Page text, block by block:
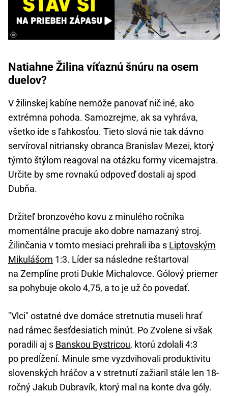
Natiahne Žilina víťaznú šnúru na osem
duelov?
V žilinskej kabíne nemôže panovať nič iné, ako
extrémna pohoda. Samozrejme, ak sa vyhráva,
všetko ide s ľahkosťou. Tieto slová nie tak dávno
servíroval nitriansky obranca Branislav Mezei, ktorý
týmto štýlom reagoval na otázku formy vicemajstra.
Určite by sme rovnakú odpoveď dostali aj spod
Dubňa.
Držiteľ bronzového kovu z minulého ročníka
momentálne pracuje ako dobre namazaný stroj.
Žilinčania v tomto mesiaci prehrali iba s Liptovským
Mikulášom 1:3. Líder sa následne reštartoval
na Zemplíne proti Dukle Michalovce. Gólový priemer
sa pohybuje okolo 4,75, a to je už čo povedať.
"Vlci" ostatné dve domáce stretnutia museli hrať
nad rámec šesťdesiatich minút. Po Zvolene si však
poradili aj s Banskou Bystricou, ktorú zdolali 4:3
po predĺžení. Minule sme vyzdvihovali produktivitu
slovenských hráčov a v stretnutí zažiaril stále len 18-
ročný Jakub Dubravík, ktorý mal na konte dva góly.